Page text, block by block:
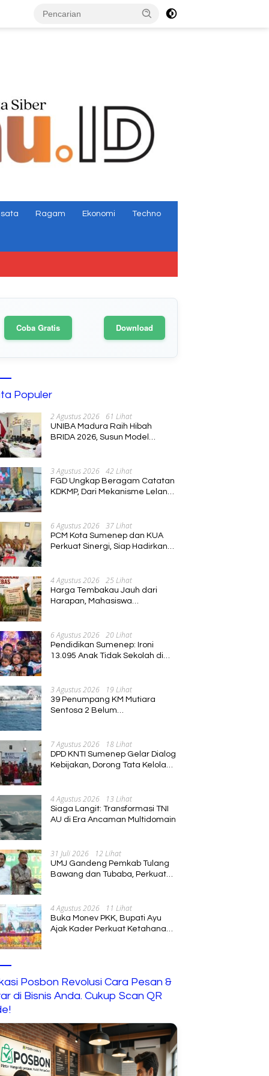
Ragam Ekonomi Techno
Coba Gratis Download
Populer
2 Agustus 2026 61 Lihat
UNIBA Madura Raih Hibah
BRIDA 2026, Susun Model
Kreatif
3 Agustus 2026 42 Lihat
FGD Ungkap Beragam Catatan
KDKMP, Dari Mekanisme Lelang
6 Agustus 2026 37 Lihat
PCM Kota Sumenep dan KUA
Perkuat Sinergi, Siap Hadirkan
4 Agustus 2026 25 Lihat
Harga Tembakau Jauh dari
Harapan, Mahasiswa
6 Agustus 2026 20 Lihat
Pendidikan Sumenep: Ironi
13.095 Anak Tidak Sekolah di
3 Agustus 2026 19 Lihat
39 Penumpang KM Mutiara
Sentosa 2 Belum
7 Agustus 2026 18 Lihat
DPD KNTI Sumenep Gelar Dialog
Kebijakan, Dorong Tata Kelola
4 Agustus 2026 13 Lihat
Siaga Langit: Transformasi TNI
AU di Era Ancaman Multidomain
31 Juli 2026 12 Lihat
UMJ Gandeng Pemkab Tulang
Bawang dan Tubaba, Perkuat
4 Agustus 2026 11 Lihat
Buka Monev PKK, Bupati Ayu
Ajak Kader Perkuat Ketahanan
Posbon Revolusi Cara Pesan &
di Bisnis Anda. Cukup Scan QR